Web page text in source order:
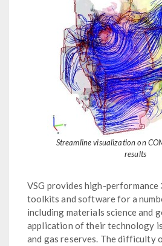
VSG provides high-
toolkits and software for a
including materials science and
application of their technology
and gas reserves. The difficulty
Streamline visualization on
results